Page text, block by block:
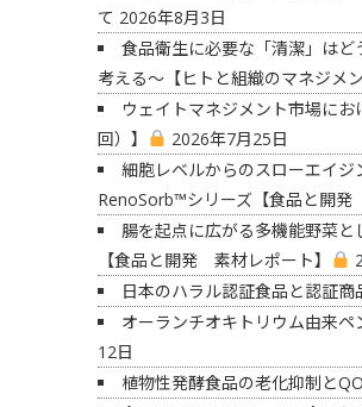
て 2026年8月3日
食品衛生に必要な「清潔」は
考える〜【ヒトと組織のマネジメ
ウェイトマネジメント市場に
回）】
2026年7月25日
細胞レベルからのスローエイ
RenoSorb™シリーズ【食品と開発
腸を起点に広がる多機能野菜
【食品と開発 素材レポート】
日本のハラル認証食品と認証
オーランチオキトリウム由来
12日
植物性発酵食品の老化抑制と